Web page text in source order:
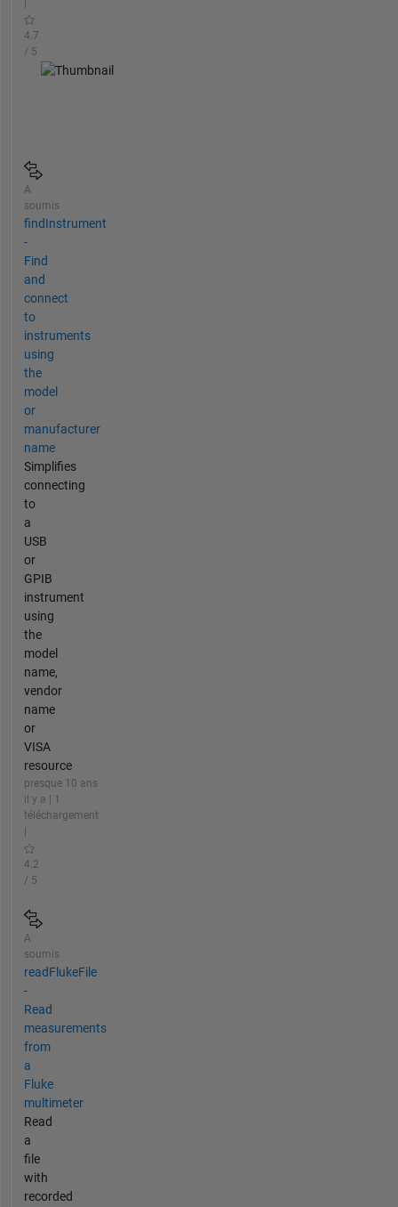
4.7
/ 5
A
soumis
findInstrument
-
Find
and
connect
to
instruments
using
the
model
or
manufacturer
name
Simplifies
connecting
to
a
USB
or
GPIB
instrument
using
the
model
name,
vendor
name
or
VISA
resource
presque 10 ans
il y a | 1
téléchargement
4.2
/ 5
A
soumis
readFlukeFile
-
Read
measurements
from
a
Fluke
multimeter
Read
a
file
with
recorded